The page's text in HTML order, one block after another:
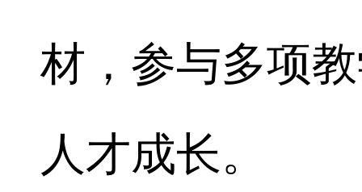
材，参与多项
人才成长。